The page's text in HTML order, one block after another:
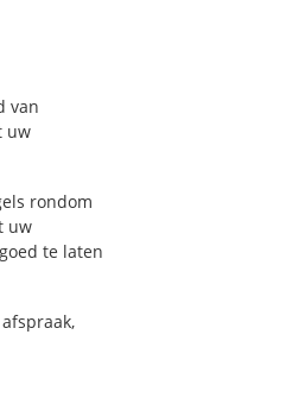
van
uw
rondom
uw
te laten